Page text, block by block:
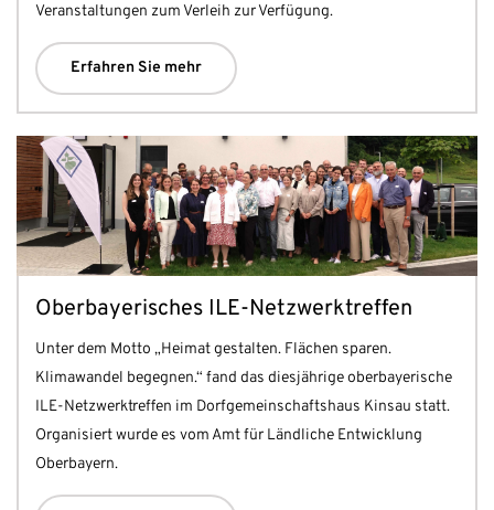
Veranstaltungen zum Verleih zur Verfügung.
Erfahren Sie mehr
Oberbayerisches ILE-Netzwerktreffen
Unter dem Motto „Heimat gestalten. Flächen sparen.
Klimawandel begegnen.“ fand das diesjährige oberbayerische
ILE-Netzwerktreffen im Dorfgemeinschaftshaus Kinsau statt.
Organisiert wurde es vom Amt für Ländliche Entwicklung
Oberbayern.